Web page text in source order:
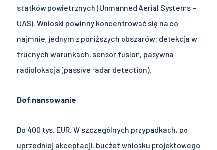
statków powietrznych (Unmanned Aerial Systems –
UAS). Wnioski powinny koncentrować się na co
najmniej jednym z poniższych obszarów: detekcja w
trudnych warunkach, sensor fusion, pasywna
radiolokacja (passive radar detection).
Dofinansowanie
Do 400 tys. EUR. W szczególnych przypadkach, po
uprzedniej akceptacji, budżet wniosku projektowego